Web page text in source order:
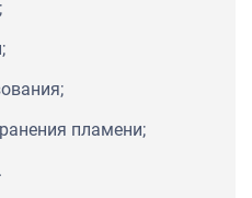
пламени;